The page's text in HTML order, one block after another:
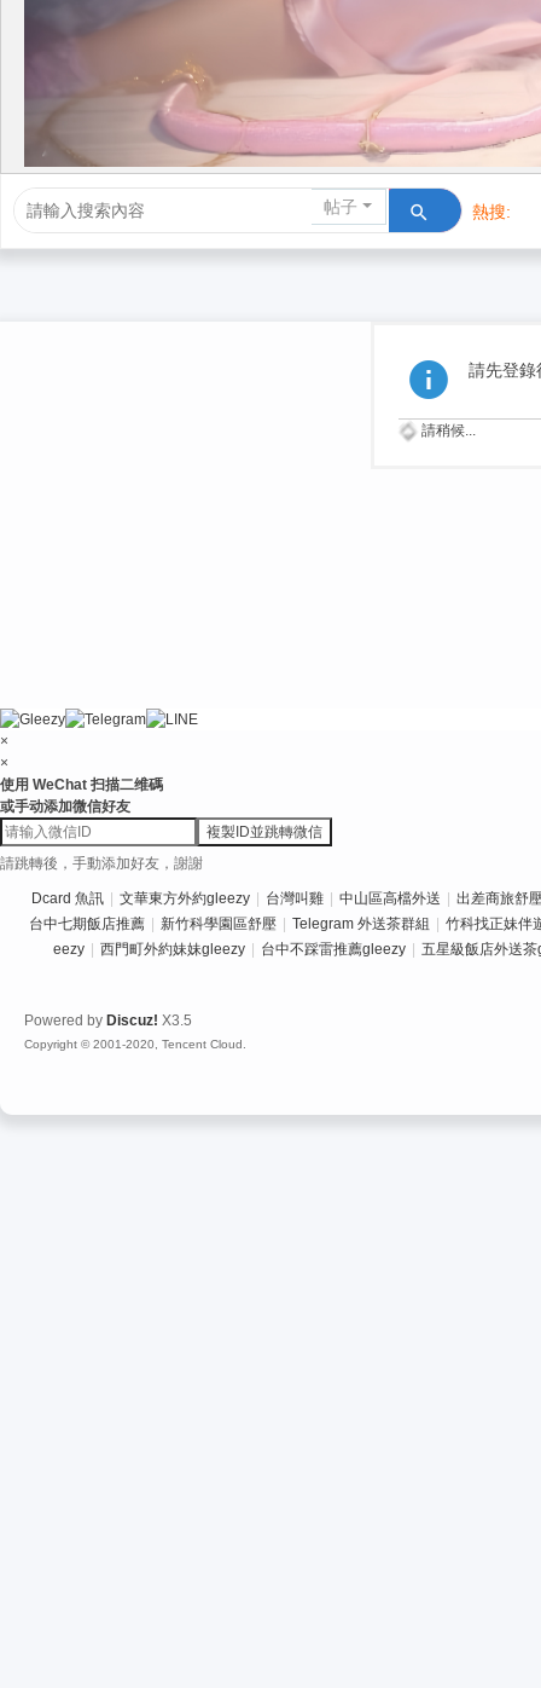
帖子 熱搜:
請先登錄
請稍候...
×
×
使用 WeChat 扫描二维碼
或手动添加微信好友
複製ID並跳轉微信
請跳轉後，手動添加好友，謝謝
Dcard 魚訊 文華東方外約gleezy 台灣叫雞 中山區高檔外送
出差商旅舒
台中七期飯店推薦
新竹科學園區舒壓 Telegram 外送茶群組
竹科找正妹伴
eezy
西門町外約妹妹gleezy 台中不踩雷推薦gleezy 五星級飯店外送
Powered by Discuz! X3.5
Copyright © 2001-2020, Tencent Cloud.